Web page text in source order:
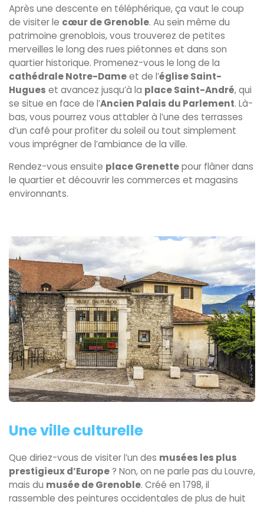
Après une descente en téléphérique, ça vaut le coup
de visiter le cœur de Grenoble. Au sein même du
patrimoine grenoblois, vous trouverez de petites
merveilles le long des rues piétonnes et dans son
quartier historique. Promenez-vous le long de la
cathédrale Notre-Dameet de l’église Saint-
Hugues et avancez jusqu’à la place Saint-André, qui
se situe en face de l’Ancien Palais du Parlement. Là-
bas, vous pourrez vous attabler à l’une des terrasses
d’un café pour profiter du soleil ou tout simplement
vous imprégner de l’ambiance de la ville.
Rendez-vous ensuite place Grenettepour flâner dans
le quartier et découvrir les commerces et magasins
environnants.
Une ville culturelle
Que diriez-vous de visiter l’un des musées les plus
prestigieux d’Europe? Non, on ne parle pas du Louvre,
mais du musée de Grenoble. Créé en 1798, il
rassemble des peintures occidentales de plus de huit